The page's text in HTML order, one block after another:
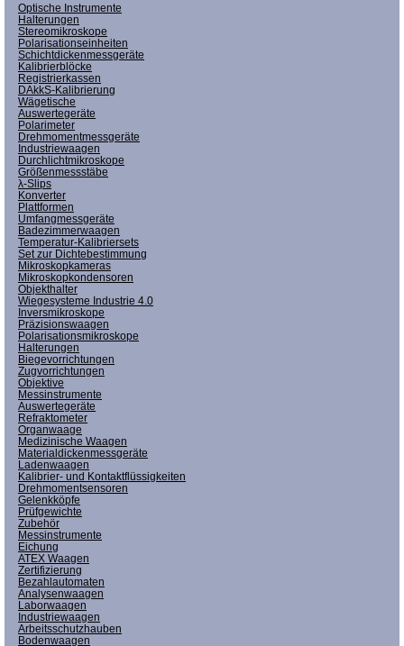
Optische Instrumente
Halterungen
Stereomikroskope
Polarisationseinheiten
Schichtdickenmessgeräte
Kalibrierblöcke
Registrierkassen
DAkkS-Kalibrierung
Wägetische
Auswertegeräte
Polarimeter
Drehmomentmessgeräte
Industriewaagen
Durchlichtmikroskope
Größenmessstäbe
λ-Slips
Konverter
Plattformen
Umfangmessgeräte
Badezimmerwaagen
Temperatur-Kalibriersets
Set zur Dichtebestimmung
Mikroskopkameras
Mikroskopkondensoren
Objekthalter
Wiegesysteme Industrie 4.0
Inversmikroskope
Präzisionswaagen
Polarisationsmikroskope
Halterungen
Biegevorrichtungen
Zugvorrichtungen
Objektive
Messinstrumente
Auswertegeräte
Refraktometer
Organwaage
Medizinische Waagen
Materialdickenmessgeräte
Ladenwaagen
Kalibrier- und Kontaktflüssigkeiten
Drehmomentsensoren
Gelenkköpfe
Prüfgewichte
Zubehör
Messinstrumente
Eichung
ATEX Waagen
Zertifizierung
Bezahlautomaten
Analysenwaagen
Laborwaagen
Industriewaagen
Arbeitsschutzhauben
Bodenwaagen